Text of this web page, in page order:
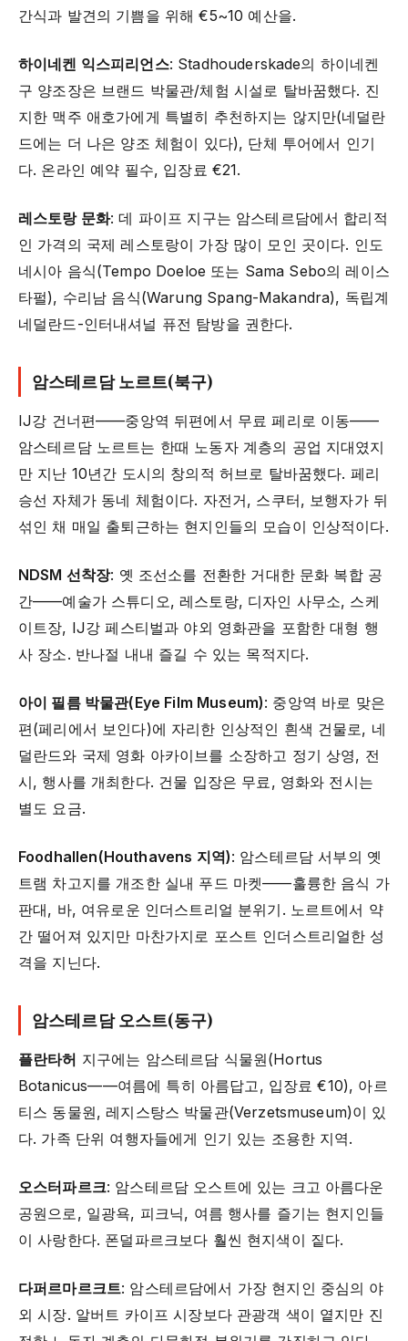
간식과 발견의 기쁨을 위해 €5~10 예산을.
하이네켄 익스피리언스: Stadhouderskade의 하이네켄
구 양조장은 브랜드 박물관/체험 시설로 탈바꿈했다. 진
지한 맥주 애호가에게 특별히 추천하지는 않지만(네덜란
드에는 더 나은 양조 체험이 있다), 단체 투어에서 인기
다. 온라인 예약 필수, 입장료 €21.
레스토랑 문화: 데 파이프 지구는 암스테르담에서 합리적
인 가격의 국제 레스토랑이 가장 많이 모인 곳이다. 인도
네시아 음식(Tempo Doeloe 또는 Sama Sebo의 레이스
타펄), 수리남 음식(Warung Spang-Makandra), 독립계
네덜란드-인터내셔널 퓨전 탐방을 권한다.
암스테르담 노르트(북구)
IJ강 건너편——중앙역 뒤편에서 무료 페리로 이동——
암스테르담 노르트는 한때 노동자 계층의 공업 지대였지
만 지난 10년간 도시의 창의적 허브로 탈바꿈했다. 페리
승선 자체가 동네 체험이다. 자전거, 스쿠터, 보행자가 뒤
섞인 채 매일 출퇴근하는 현지인들의 모습이 인상적이다.
NDSM 선착장: 옛 조선소를 전환한 거대한 문화 복합 공
간——예술가 스튜디오, 레스토랑, 디자인 사무소, 스케
이트장, IJ강 페스티벌과 야외 영화관을 포함한 대형 행
사 장소. 반나절 내내 즐길 수 있는 목적지다.
아이 필름 박물관(Eye Film Museum): 중앙역 바로 맞은
편(페리에서 보인다)에 자리한 인상적인 흰색 건물로, 네
덜란드와 국제 영화 아카이브를 소장하고 정기 상영, 전
시, 행사를 개최한다. 건물 입장은 무료, 영화와 전시는
별도 요금.
Foodhallen(Houthavens 지역): 암스테르담 서부의 옛
트램 차고지를 개조한 실내 푸드 마켓——훌륭한 음식 가
판대, 바, 여유로운 인더스트리얼 분위기. 노르트에서 약
간 떨어져 있지만 마찬가지로 포스트 인더스트리얼한 성
격을 지닌다.
암스테르담 오스트(동구)
플란타허 지구에는 암스테르담 식물원(Hortus
Botanicus——여름에 특히 아름답고, 입장료 €10), 아르
티스 동물원, 레지스탕스 박물관(Verzetsmuseum)이 있
다. 가족 단위 여행자들에게 인기 있는 조용한 지역.
오스터파르크: 암스테르담 오스트에 있는 크고 아름다운
공원으로, 일광욕, 피크닉, 여름 행사를 즐기는 현지인들
이 사랑한다. 폰덜파르크보다 훨씬 현지색이 짙다.
다퍼르마르크트: 암스테르담에서 가장 현지인 중심의 야
외 시장. 알버트 카이프 시장보다 관광객 색이 옅지만 진